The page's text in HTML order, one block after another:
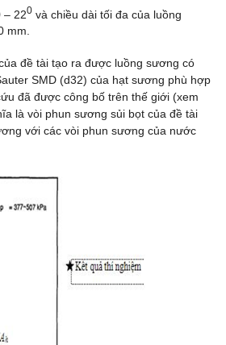
– 220 và chiều dài tối đa của luồng
mm.
đề tài tạo ra được luồng sương có
SMD (d32) của hạt sương phù hợp
đã được công bố trên thế giới (xem
là vòi phun sương sủi bọt của đề tài
với các vòi phun sương của nước